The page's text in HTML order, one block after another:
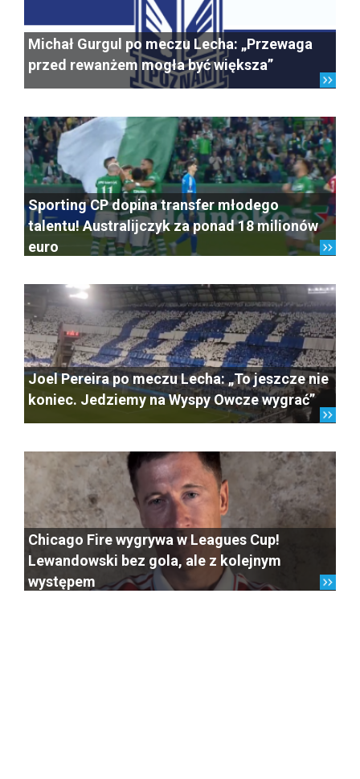
Michał Gurgul po meczu Lecha: „Przewaga
przed rewanżem mogła być większa”
Sporting CP dopina transfer młodego
talentu! Australijczyk za ponad 18 milionów
euro
Joel Pereira po meczu Lecha: „To jeszcze nie
koniec. Jedziemy na Wyspy Owcze wygrać”
Chicago Fire wygrywa w Leagues Cup!
Lewandowski bez gola, ale z kolejnym
występem